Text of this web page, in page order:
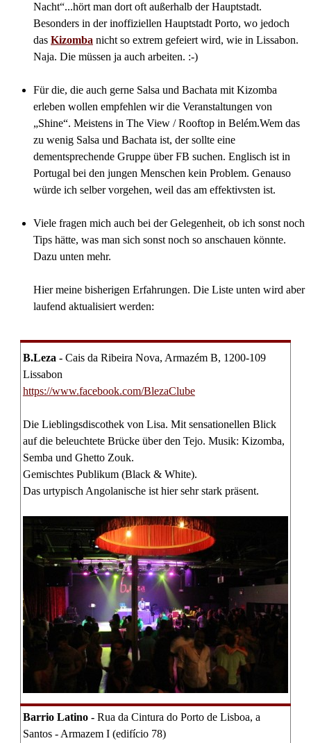
Nacht“...hört man dort oft außerhalb der Hauptstadt.
Besonders in der inoffiziellen Hauptstadt Porto, wo jedoch
das Kizomba nicht so extrem gefeiert wird, wie in Lissabon.
Naja. Die müssen ja auch arbeiten. :-)
Für die, die auch gerne Salsa und Bachata mit Kizomba
erleben wollen empfehlen wir die Veranstaltungen von
„Shine“. Meistens in The View / Rooftop in Belém.Wem das
zu wenig Salsa und Bachata ist, der sollte eine
dementsprechende Gruppe über FB suchen. Englisch ist in
Portugal bei den jungen Menschen kein Problem. Genauso
würde ich selber vorgehen, weil das am effektivsten ist.
Viele fragen mich auch bei der Gelegenheit, ob ich sonst noch
Tips hätte, was man sich sonst noch so anschauen könnte.
Dazu unten mehr.
Hier meine bisherigen Erfahrungen. Die Liste unten wird aber
laufend aktualisiert werden:
B.Leza - Cais da Ribeira Nova, Armazém B, 1200-109
Lissabon
https://www.facebook.com/BlezaClube
Die Lieblingsdiscothek von Lisa. Mit sensationellen Blick
auf die beleuchtete Brücke über den Tejo. Musik: Kizomba,
Semba und Ghetto Zouk.
Gemischtes Publikum (Black & White).
Das urtypisch Angolanische ist hier sehr stark präsent.
Barrio Latino - Rua da Cintura do Porto de Lisboa, a
Santos - Armazem I (edifício 78)